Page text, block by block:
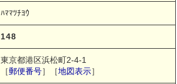
ﾊﾏﾏﾂﾁﾖｳ
148
東京都港区浜松町2-4-1
［郵便番号］［地図表示］